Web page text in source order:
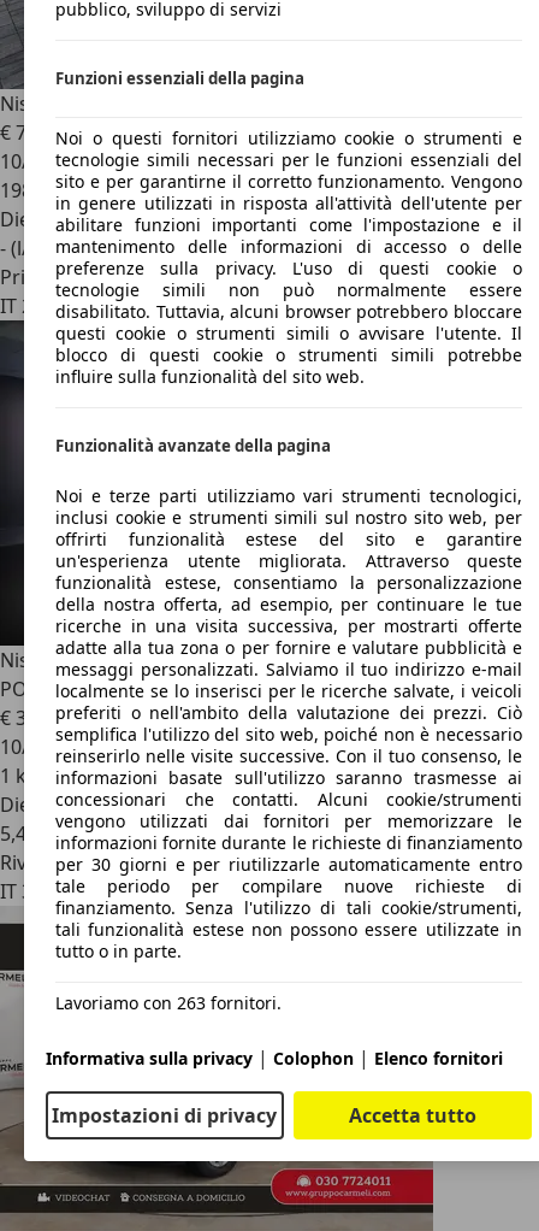
Nissan Primastar
€ 7.600
10/2007
198.000 km
Diesel
- (l/100 km)
Privato
IT 23900Lecco
Nissan Primastar2.0 dCi 150CV PL-TN Bus N-Connecta 8
POSTI
€ 31.550
10/2024
1 km
Diesel
5,4 l/100 km (comb.)
Rivenditore
IT 32030Arsie - Belluno - Bl
pubblico, sviluppo di servizi
Funzioni essenziali della pagina
Noi o questi fornitori utilizziamo cookie o strumenti e
tecnologie simili necessari per le funzioni essenziali del
sito e per garantirne il corretto funzionamento. Vengono
in genere utilizzati in risposta all'attività dell'utente per
abilitare funzioni importanti come l'impostazione e il
mantenimento delle informazioni di accesso o delle
preferenze sulla privacy. L'uso di questi cookie o
tecnologie simili non può normalmente essere
disabilitato. Tuttavia, alcuni browser potrebbero bloccare
questi cookie o strumenti simili o avvisare l'utente. Il
blocco di questi cookie o strumenti simili potrebbe
influire sulla funzionalità del sito web.
Funzionalità avanzate della pagina
Noi e terze parti utilizziamo vari strumenti tecnologici,
inclusi cookie e strumenti simili sul nostro sito web, per
offrirti funzionalità estese del sito e garantire
un'esperienza utente migliorata. Attraverso queste
funzionalità estese, consentiamo la personalizzazione
della nostra offerta, ad esempio, per continuare le tue
ricerche in una visita successiva, per mostrarti offerte
adatte alla tua zona o per fornire e valutare pubblicità e
messaggi personalizzati. Salviamo il tuo indirizzo e-mail
localmente se lo inserisci per le ricerche salvate, i veicoli
preferiti o nell'ambito della valutazione dei prezzi. Ciò
semplifica l'utilizzo del sito web, poiché non è necessario
reinserirlo nelle visite successive. Con il tuo consenso, le
informazioni basate sull'utilizzo saranno trasmesse ai
concessionari che contatti. Alcuni cookie/strumenti
vengono utilizzati dai fornitori per memorizzare le
informazioni fornite durante le richieste di finanziamento
per 30 giorni e per riutilizzarle automaticamente entro
tale periodo per compilare nuove richieste di
finanziamento. Senza l'utilizzo di tali cookie/strumenti,
tali funzionalità estese non possono essere utilizzate in
tutto o in parte.
Lavoriamo con 263 fornitori.
Informativa sulla privacy | Colophon | Elenco fornitori
Impostazioni di privacy Accetta tutto